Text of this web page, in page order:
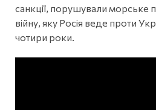
санкції, порушували морське
війну, яку Росія веде проти
чотири роки.